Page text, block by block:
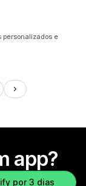
personalizados e
app?
por 3 dias